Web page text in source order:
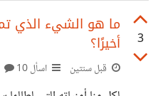
وأساطير يمكن عن طريقها
الأخبار السيئة، أو معرفة
فلم يتحمل واحترق وذاب
3
ما هو الشيء الذي
أخيرًا؟
قبل سنتين اسأل I/O10 تعليقات